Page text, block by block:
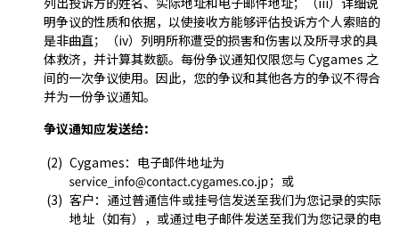
明争议的性质和依据，以使接收方能够评估投诉方个人索赔的
是非曲直；（iv）列明所称遭受的损害和伤害以及所寻求的具
体救济，并计算其数额。每份争议通知仅限您与 Cygames 之
间的一次争议使用。因此，您的争议和其他各方的争议不得合
并为一份争议通知。
争议通知应发送给：
Cygames：电子邮件地址为
；或
客户：通过普通信件或挂号信发送至我们为您记录的实际
地址（如有），或通过电子邮件发送至我们为您记录的电